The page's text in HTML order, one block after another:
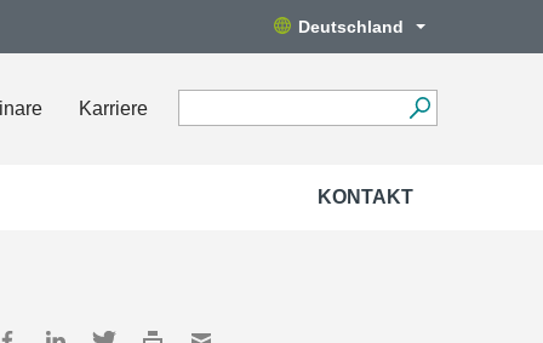
Deutschland
Karriere
KONTAKT